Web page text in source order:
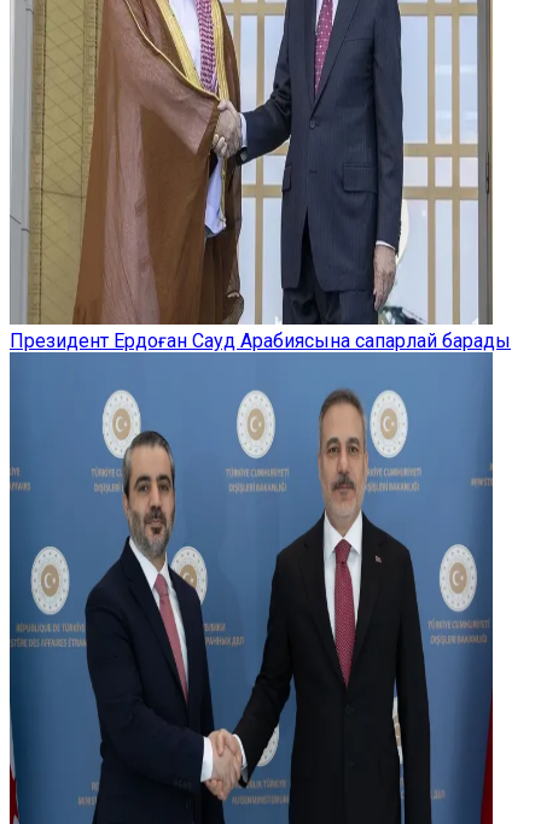
Президент Ердоған Сауд Арабиясына сапарлай барады